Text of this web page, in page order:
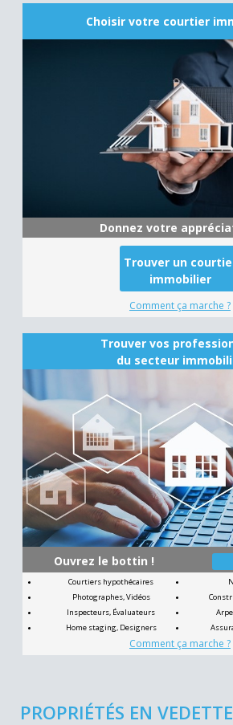
Choisir votre courtier
Donnez votre
Trouver un
immobilier
Comment ça marche ?
Trouver vos
du secteur
Ouvrez le bottin !
Courtiers hypothécaires
Photographes, Vidéos
Inspecteurs, Évaluateurs
Home staging, Designers
Comment ça marche ?
PROPRIÉTÉS EN VEDETTE